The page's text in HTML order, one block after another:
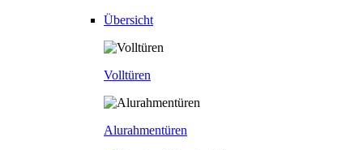
Übersicht
Volltüren
Alurahmentüren